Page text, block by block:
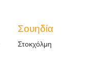
Σουηδία
Στοκχόλμη